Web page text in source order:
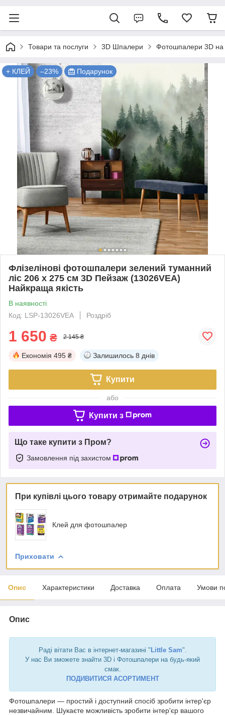
Товари та послуги 3D Шпалери Фотошпалери 3D на
+ КЛЕЙ –23% Подарунок
Флізелінові фотошпалери зелений туманний
ліс 206 x 275 см 3D Пейзаж (13026VEA)
Найкраща якість
В наявності
Код: LSP-13026VEA
Роздріб
1 650 ₴ 2 145 ₴
Економія 495 ₴ Залишилось 8 днів
Купити
або
Купити з
Що таке купити з Пром?
Замовлення під захистом
При купівлі цього товару отримайте подарунок
Клей для фотошпалер
Приховати
Опис Характеристики Доставка Оплата Умови
Опис
Раді вітати Вас в інтернет-магазині " Little Sam".
У нас Ви зможете знайти 3D і Фотошпалери на будь-який
смак.
ПОДИВИТИСЯ АСОРТИМЕНТ
Фотошпалери — простий і доступний спосіб зробити інтер'єр
незвичайним. Шукаєте можливість зробити інтер'єр вашого